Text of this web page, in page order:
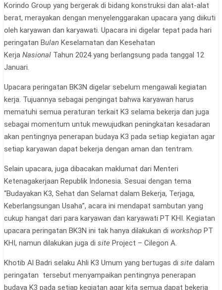
Korindo Group yang bergerak di bidang konstruksi dan alat-alat
berat, merayakan dengan menyelenggarakan upacara yang diikuti
oleh karyawan dan karyawati. Upacara ini digelar tepat pada hari
peringatan Bulan Keselamatan dan Kesehatan
Kerja Nasional Tahun 2024 yang berlangsung pada tanggal 12
Januari.
Upacara peringatan BK3N digelar sebelum mengawali kegiatan
kerja. Tujuannya sebagai pengingat bahwa karyawan harus
mematuhi semua peraturan terkait K3 selama bekerja dan juga
sebagai momentum untuk mewujudkan peningkatan kesadaran
akan pentingnya penerapan budaya K3 pada setiap kegiatan agar
setiap karyawan dapat bekerja dengan aman dan tentram.
Selain upacara, juga dibacakan maklumat dari Menteri
Ketenagakerjaan Republik Indonesia. Sesuai dengan tema
“Budayakan K3, Sehat dan Selamat dalam Bekerja, Terjaga,
Keberlangsungan Usaha”, acara ini mendapat sambutan yang
cukup hangat dari para karyawan dan karyawati PT KHI. Kegiatan
upacara peringatan BK3N ini tak hanya dilakukan di workshop PT
KHI, namun dilakukan juga di site Project – Cilegon A.
Khotib Al Badri selaku Ahli K3 Umum yang bertugas di site dalam
peringatan tersebut menyampaikan pentingnya penerapan
budaya K3 pada setiap kegiatan agar kita semua dapat bekerja